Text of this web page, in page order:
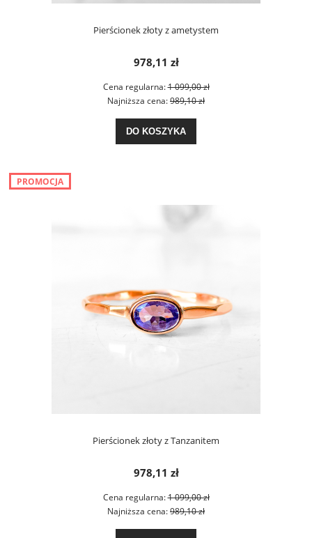
Pierścionek złoty z ametystem
978,11 zł
Cena regularna:1 099,00 zł
Najniższa cena:989,10 zł
DO KOSZYKA
Pierścionek złoty z Tanzanitem
978,11 zł
Cena regularna:1 099,00 zł
Najniższa cena:989,10 zł
PROMOCJA